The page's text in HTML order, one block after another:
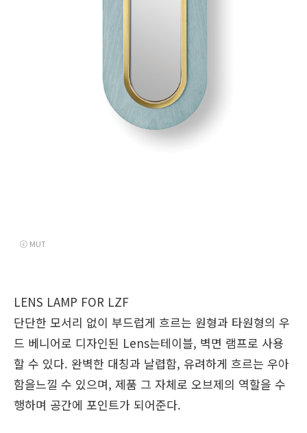
ⓒ MUT
LENS LAMP FOR LZF
단단한 모서리 없이 부드럽게 흐르는 원형과 타원형의 우
드 베니어로 디자인된 Lens는테이블, 벽면 램프로 사용
할 수 있다. 완벽한 대칭과 날렵함, 유려하게 흐르는 우아
함을느낄 수 있으며, 제품 그 자체로 오브제의 역할을 수
행하며 공간에 포인트가 되어준다.